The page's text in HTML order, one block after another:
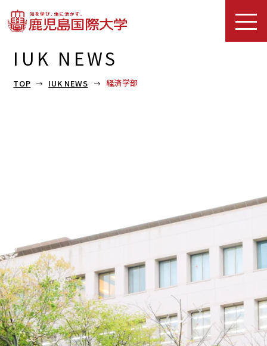
IUK NEWS
TOP IUK NEWS 経済学部